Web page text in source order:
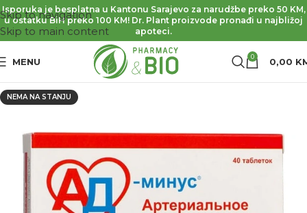
Skip to navigation
Skip to main content
Isporuka je besplatna u Kantonu Sarajevo za narudžbe preko 50 KM,
u ostatku BiH preko 100 KM! Dr. Plant proizvode pronađi u najbližoj
apoteci.
MENU 0 0,00
NEMA NA STANJU